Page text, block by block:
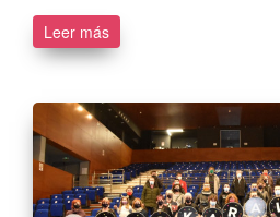
Leer más